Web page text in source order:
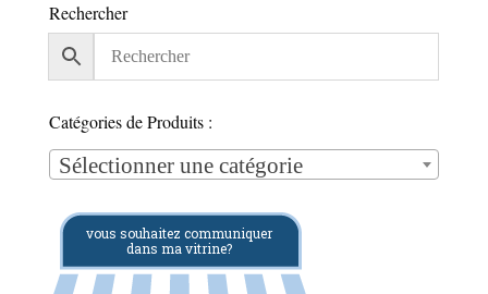
Rechercher
Catégories de Produits :
Sélectionner une catégorie
vous souhaitez communiquer
dans ma vitrine?